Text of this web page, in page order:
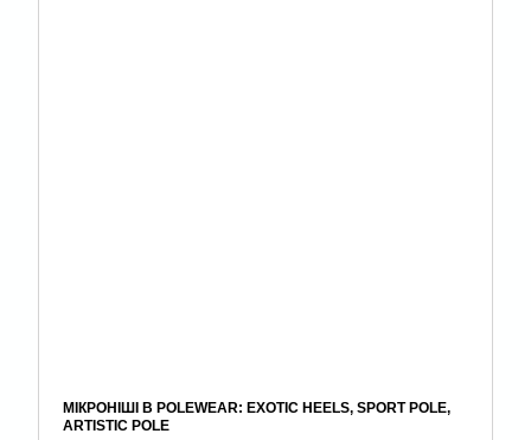
МІКРОНІШІ В POLEWEAR: EXOTIC HEELS, SPORT POLE,
ARTISTIC POLE